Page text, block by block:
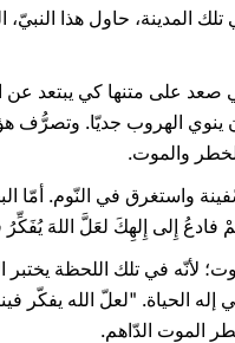
المدينة، حاول هذا
صعد على متنها كي يبتعد
ينوي الهروب جديّا.
الخطر والموت.
إِلى إِلهِكَ لعَلَّ اللهَ يُفَكِّرُ فينا
لأنّه في تلك اللحظة
"لعلّ الله يفكّر
الموت الدّاهم.